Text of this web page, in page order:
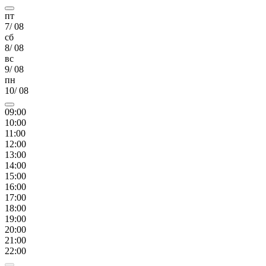
пт
7/08
сб
8/08
вс
9/08
пн
10/08
09:00
10:00
11 :00
12:00
13:00
14:00
15:00
16:00
17:00
18:00
19:00
20:00
21 :00
22:00